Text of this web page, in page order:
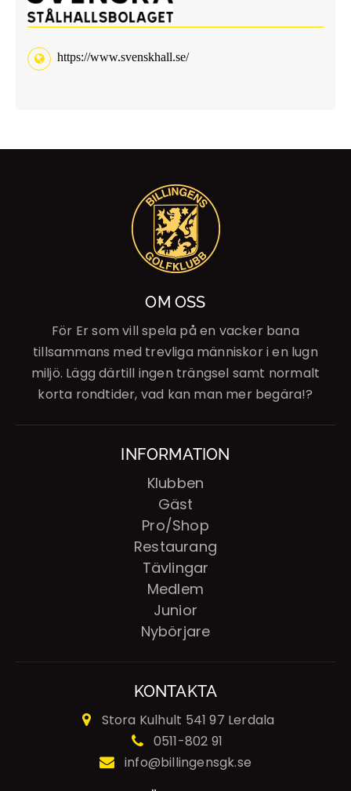
https://www.svenskhall.se/
OM OSS
För Er som vill spela på en vacker bana
tillsammans med trevliga människor i en lugn
miljö. Lägg därtill ingen trängsel samt normalt
korta rondtider, vad kan man mer begära!?
INFORMATION
Klubben
Gäst
Pro/Shop
Restaurang
Tävlingar
Medlem
Junior
Nybörjare
KONTAKTA
Stora Kulhult 541 97 Lerdala
0511-802 91
info@billingensgk.se